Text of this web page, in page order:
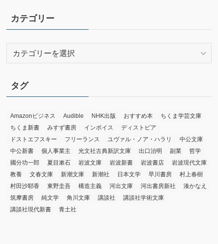
イ
ブ
カテゴリー
リ
ー
タグ
Amazonビジネス Audible NHK出版 おすすめ本
ちくま学芸文庫
ちくま新書
みすず書房 インボイス
ディストピア
ドストエフスキー
フリーランス ユヴァル・ノア・ハラリ
中公文庫
中公新書
個人事業主 光文社古典新訳文庫 出口治明 副業
哲学
國分功一郎
夏目漱石 岩波文庫 岩波新書 岩波書店
岩波現代文庫
教養
文春文庫 新潮文庫 新潮社 日本文学 早川書房
村上春樹
村田沙耶香
東野圭吾 構造主義 河出文庫 河出書房新社
湊かなえ
筑摩書房
純文学 角川文庫 講談社
講談社学術文庫
講談社現代新書
青土社